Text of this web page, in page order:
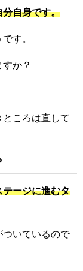
分自身です。
す。
か？
ころは直して
テージに進むタ
ついているので